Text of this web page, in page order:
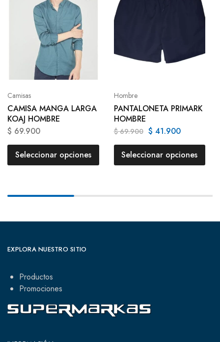
Camisas
CAMISA MANGA LARGA
KOAJ HOMBRE
$ 69.900
Seleccionar opciones
Hombre
PANTALONETA PRIMARK
HOMBRE
$69.900 $ 41.900
Seleccionar opciones
EXPLORA NUESTRO SITIO
Productos
Promociones